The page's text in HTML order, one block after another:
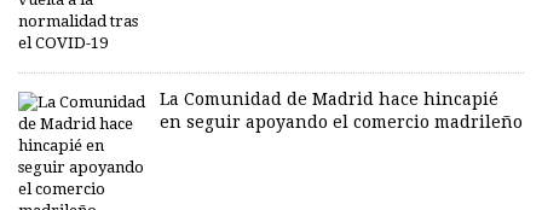
La Comunidad de Madrid hace hincapié
en seguir apoyando el comercio madrileño